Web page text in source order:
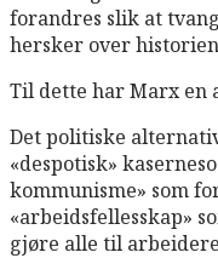
forandres slik at
hersker over
Til dette har Marx en
Det politiske
«despotisk»
kommunisme» som
«arbeidsfellesskap»
gjøre alle til